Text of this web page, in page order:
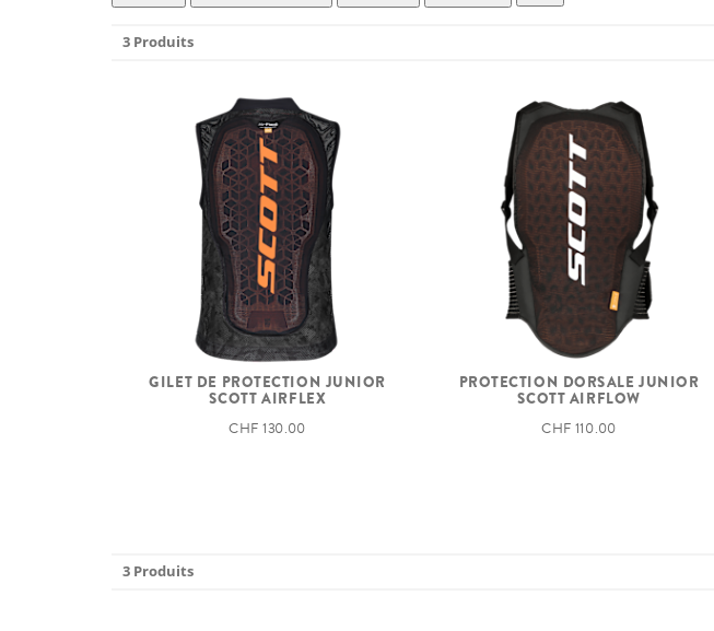
3 Produits
GILET DE PROTECTION JUNIOR
SCOTT AIRFLEX
CHF 130.00
PROTECTION DORSALE JUNIOR
SCOTT AIRFLOW
CHF 110.00
3 Produits